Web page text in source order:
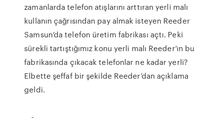
zamanlarda telefon atışlarını arttıran yerli malı
kullanın çağrısından pay almak isteyen Reeder
Samsun’da telefon üretim fabrikası açtı. Peki
sürekli tartıştığımız konu yerli malı Reeder’ın bu
fabrikasında çıkacak telefonlar ne kadar yerli?
Elbette şeffaf bir şekilde Reeder’dan açıklama
geldi.